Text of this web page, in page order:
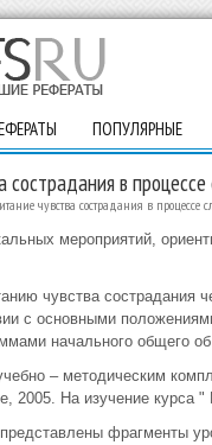
ПОПУЛЯРНЫЕ
сострадания в
чувства сострадания в
мероприятий,
чувства сострадания
с основными
начального общего об
– методическим
2005. На изучение курса
фрагменты